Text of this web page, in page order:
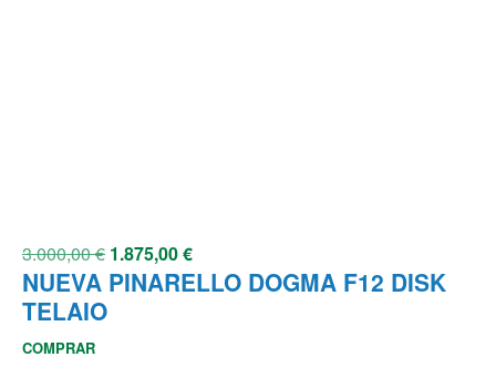
3.000,00€ 1.875,00€
NUEVA PINARELLO DOGMA F12 DISK
TELAIO
COMPRAR